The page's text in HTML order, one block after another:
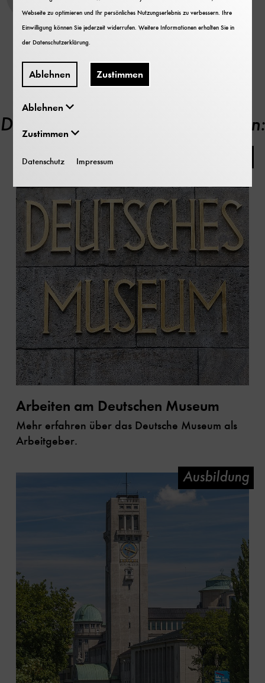
Museumsinsel 1
80538 München
Das könnte Sie auch interessieren:
Arbeiten am Deutschen Museum
Mehr erfahren über das Deutsche Museum als
Arbeitgeber.
Arbeitgeber Deutsches Museum
Ausbildung
Webseite zu optimieren und Ihr persönliches Nutzungserlebnis zu verbessern. Ihre
Einwilligung können Sie jederzeit widerrufen. Weitere Informationen erhalten Sie in
derDatenschutzerklärung
Ablehnen Zustimmen
Ablehnen
Zustimmen
Datenschutz Impressum